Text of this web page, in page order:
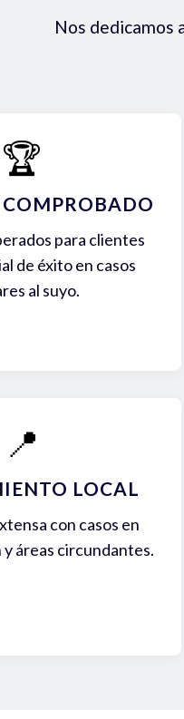
Nos dedicamos
🏆
para clientes
de éxito en casos
al suyo.
📍
LOCAL
con casos en
áreas circundantes.